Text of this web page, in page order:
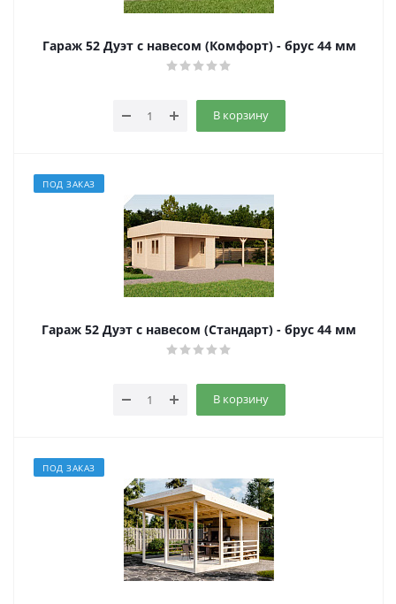
Гараж 52 Дуэт с навесом (Комфорт) - брус 44 мм
В корзину
ПОД ЗАКАЗ
Гараж 52 Дуэт с навесом (Стандарт) - брус 44 мм
В корзину
ПОД ЗАКАЗ